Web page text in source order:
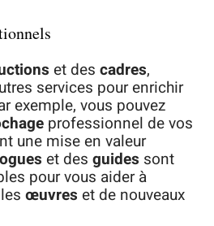
et des cadres,
services pour enrichir
exemple, vous pouvez
professionnel de vos
une mise en valeur
et des guides sont
pour vous aider à
œuvres et de nouveaux